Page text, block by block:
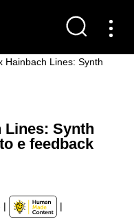
Hainbach Lines: Synth
Lines: Synth
e feedback
| |